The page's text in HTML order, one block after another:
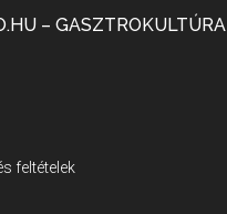
– GASZTROKULTÚRA
feltételek